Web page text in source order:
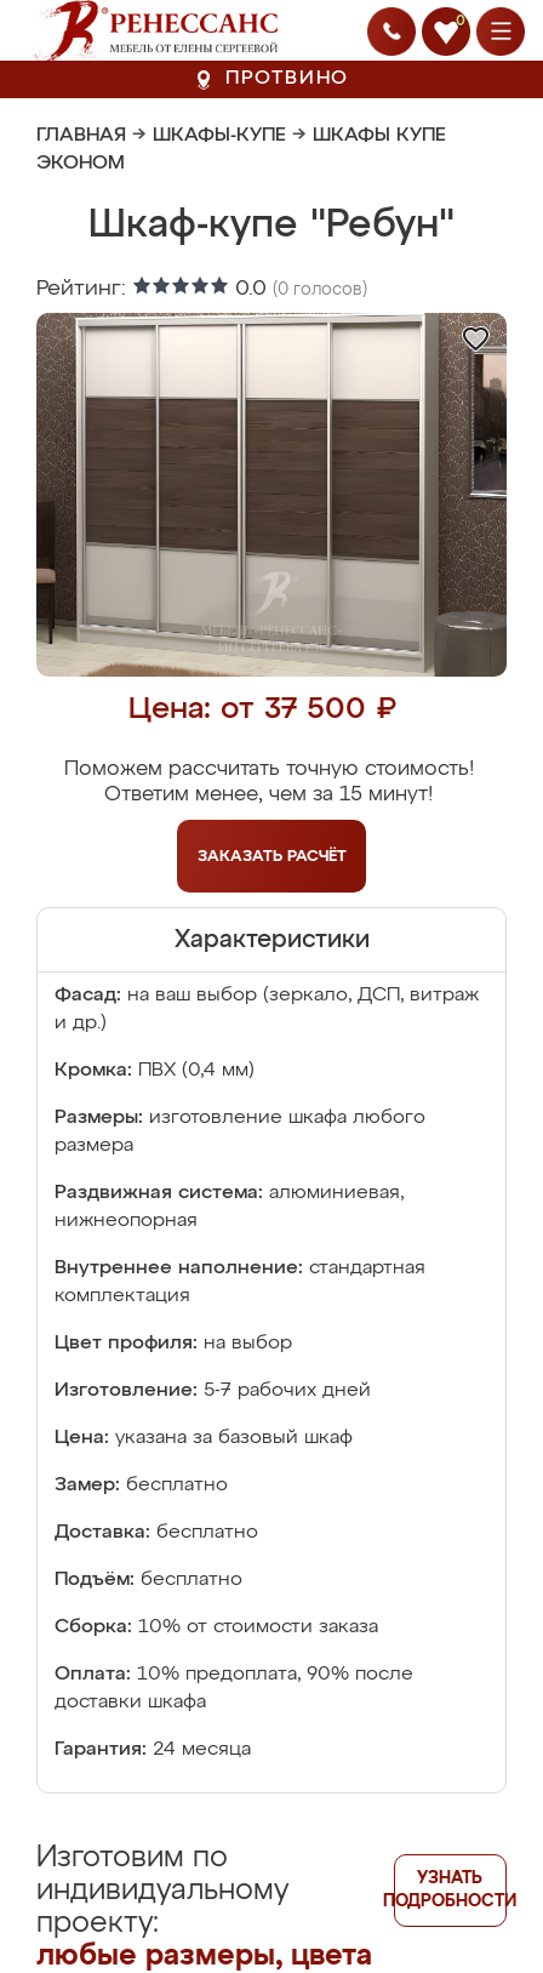
0
ПРОТВИНО
ГЛАВНАЯ → ШКАФЫ-КУПЕ → ШКАФЫ КУПЕ
ЭКОНОМ
Шкаф-купе "Ребун"
Рейтинг: 0.0 (0 голосов)
Цена: от 37 500 ₽
Поможем рассчитать точную стоимость!
Ответим менее, чем за 15 минут!
ЗАКАЗАТЬ РАСЧЁТ
Характеристики
Фасад: на ваш выбор (зеркало, ДСП, витраж
и др.)
Кромка: ПВХ (0,4 мм)
Размеры: изготовление шкафа любого
размера
Раздвижная система: алюминиевая,
нижнеопорная
Внутреннее наполнение: стандартная
комплектация
Цвет профиля: на выбор
Изготовление: 5-7 рабочих дней
Цена: указана за базовый шкаф
Замер: бесплатно
Доставка: бесплатно
Подъём: бесплатно
Сборка: 10% от стоимости заказа
Оплата: 10% предоплата, 90% после
доставки шкафа
Гарантия: 24 месяца
Изготовим по
индивидуальному
проекту:
любые размеры, цвета
УЗНАТЬ
ПОДРОБНОСТИ